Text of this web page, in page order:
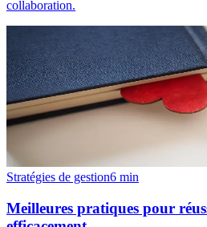
collaboration.
Stratégies de gestion6 min
Meilleures pratiques pour